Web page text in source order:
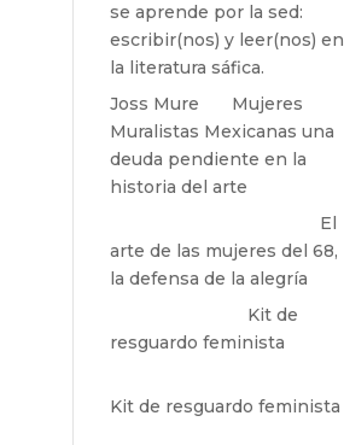
se aprende por la sed:
escribir(nos) y leer(nos) en
la literatura sáfica.
Joss Mure
Mujeres
Muralistas Mexicanas una
deuda pendiente en la
historia del arte
El
arte de las mujeres del 68,
la defensa de la alegría
Kit de
resguardo feminista
Kit de resguardo feminista